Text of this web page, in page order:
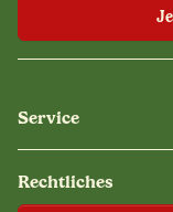
Service
Rechtliches